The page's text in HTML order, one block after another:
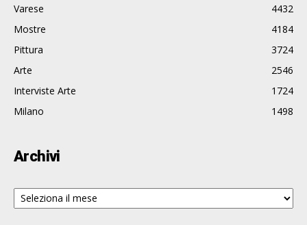
Varese
4432
Mostre
4184
Pittura
3724
Arte
2546
Interviste Arte
1724
Milano
1498
Archivi
Archivi